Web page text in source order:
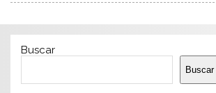
Buscar
Buscar